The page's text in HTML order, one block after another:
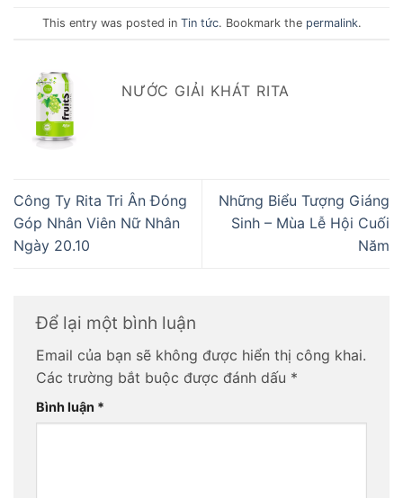
This entry was posted in Tin tức. Bookmark the permalink.
NƯỚC GIẢI KHÁT RITA
Công Ty Rita Tri Ân Đóng
Góp Nhân Viên Nữ Nhân
Ngày 20.10
Những Biểu Tượng Giáng
Sinh – Mùa Lễ Hội Cuối
Năm
Để lại một bình luận
Email của bạn sẽ không được hiển thị công khai.
Các trường bắt buộc được đánh dấu *
Bình luận *